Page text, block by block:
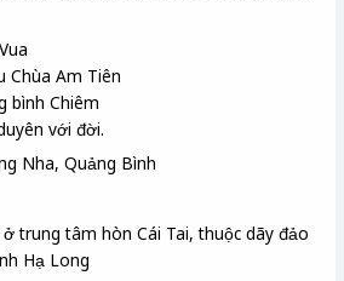
Chùa Am Tiên
bình Chiêm
với đời.
Nha, Quảng Bình
trung tâm hòn Cái Tai, thuộc dãy đảo
Hạ Long